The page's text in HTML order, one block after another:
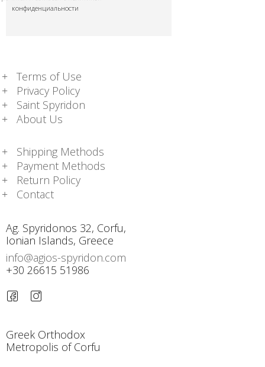
конфиденциальности
Terms of Use
Privacy Policy
Saint Spyridon
About Us
Shipping Methods
Payment Methods
Return Policy
Contact
Ag. Spyridonos 32, Corfu,
Ionian Islands, Greece
info@agios-spyridon.com
+30 26615 51986
Greek Orthodox
Metropolis of Corfu